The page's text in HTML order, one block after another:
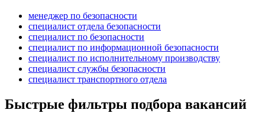
менеджер по безопасности
специалист отдела безопасности
специалист по безопасности
специалист по информационной безопасности
специалист по исполнительному производству
специалист службы безопасности
специалист транспортного отдела
Быстрые фильтры подбора вакансий